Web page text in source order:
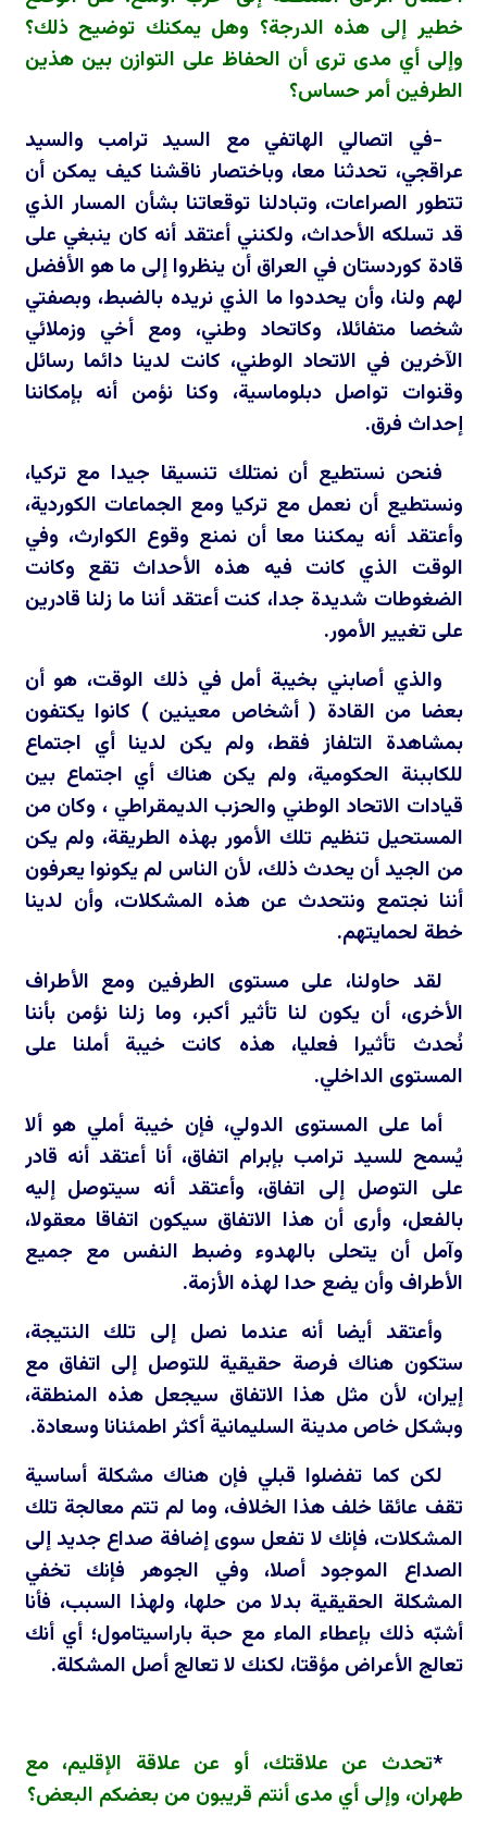
خطير إلى هذه الدرجة؟ وهل يمكنك توضيح ذلك؟
وإلى أي مدى ترى أن الحفاظ على التوازن بين هذين
الطرفين أمر حساس؟
-في اتصالي الهاتفي مع السيد ترامب والسيد
عراقجي، تحدثنا معا، وباختصار ناقشنا كيف يمكن أن
تتطور الصراعات، وتبادلنا توقعاتنا بشأن المسار الذي
قد تسلكه الأحداث، ولكنني أعتقد أنه كان ينبغي على
قادة كوردستان في العراق أن ينظروا إلى ما هو الأفضل
لهم ولنا، وأن يحددوا ما الذي نريده بالضبط، وبصفتي
شخصا متفائلا، وكاتحاد وطني، ومع أخي وزملائي
الآخرين في الاتحاد الوطني، كانت لدينا دائما رسائل
وقنوات تواصل دبلوماسية، وكنا نؤمن أنه بإمكاننا
إحداث فرق.
فنحن نستطيع أن نمتلك تنسيقا جيدا مع تركيا،
ونستطيع أن نعمل مع تركيا ومع الجماعات الكوردية،
وأعتقد أنه يمكننا معا أن نمنع وقوع الكوارث، وفي
الوقت الذي كانت فيه هذه الأحداث تقع وكانت
الضغوطات شديدة جدا، كنت أعتقد أننا ما زلنا قادرين
على تغيير الأمور.
والذي أصابني بخيبة أمل في ذلك الوقت، هو أن
بعضا من القادة ( أشخاص معينين ) كانوا يكتفون
بمشاهدة التلفاز فقط، ولم يكن لدينا أي اجتماع
للكاببنة الحكومية، ولم يكن هناك أي اجتماع بين
قيادات الاتحاد الوطني والحزب الديمقراطي ، وكان من
المستحيل تنظيم تلك الأمور بهذه الطريقة، ولم يكن
من الجيد أن يحدث ذلك، لأن الناس لم يكونوا يعرفون
أننا نجتمع ونتحدث عن هذه المشكلات، وأن لدينا
خطة لحمايتهم.
لقد حاولنا، على مستوى الطرفين ومع الأطراف
الأخرى، أن يكون لنا تأثير أكبر، وما زلنا نؤمن بأننا
نُحدث تأثيرا فعليا، هذه كانت خيبة أملنا على
المستوى الداخلي.
أما على المستوى الدولي، فإن خيبة أملي هو ألا
يُسمح للسيد ترامب بإبرام اتفاق، أنا أعتقد أنه قادر
على التوصل إلى اتفاق، وأعتقد أنه سيتوصل إليه
بالفعل، وأرى أن هذا الاتفاق سيكون اتفاقا معقولا،
وآمل أن يتحلى بالهدوء وضبط النفس مع جميع
الأطراف وأن يضع حدا لهذه الأزمة.
وأعتقد أيضا أنه عندما نصل إلى تلك النتيجة،
ستكون هناك فرصة حقيقية للتوصل إلى اتفاق مع
إيران، لأن مثل هذا الاتفاق سيجعل هذه المنطقة،
وبشكل خاص مدينة السليمانية أكثر اطمئنانا وسعادة.
لكن كما تفضلوا قبلي فإن هناك مشكلة أساسية
تقف عائقا خلف هذا الخلاف، وما لم تتم معالجة تلك
المشكلات، فإنك لا تفعل سوى إضافة صداع جديد إلى
الصداع الموجود أصلا، وفي الجوهر فإنك تخفي
المشكلة الحقيقية بدلا من حلها، ولهذا السبب، فأنا
أشبّه ذلك بإعطاء الماء مع حبة باراسيتامول؛ أي أنك
تعالج الأعراض مؤقتا، لكنك لا تعالج أصل المشكلة.
*تحدث عن علاقتك، أو عن علاقة الإقليم، مع
طهران، وإلى أي مدى أنتم قريبون من بعضكم البعض؟